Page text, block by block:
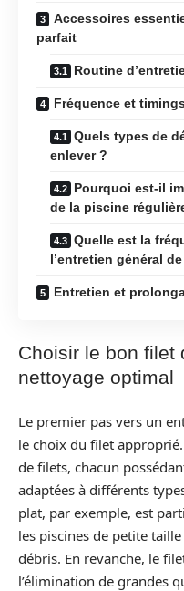
Accessoires
parfait
Routine
Fréquence et
Quels types de
enlever ?
Pourquoi est-il
de la piscine
Quelle est la
l’entretien général
Entretien et
Choisir le bon filet
nettoyage optimal
Le premier pas vers un
le choix du filet
de filets, chacun
adaptées à différents
plat, par exemple, est
les piscines de petite
débris. En revanche, le
l’élimination de grandes